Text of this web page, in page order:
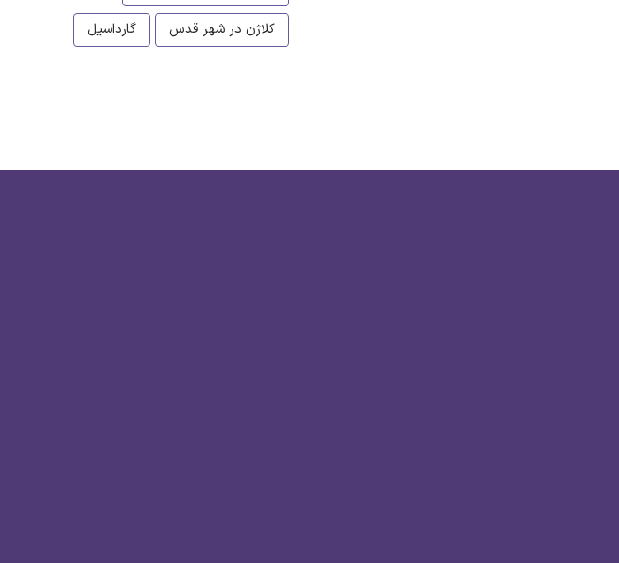
کلاژن در شهر قدس
گارداسیل